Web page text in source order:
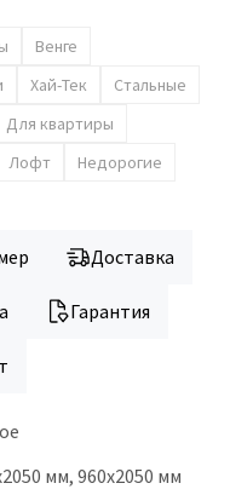
Венге
Хай-Тек
Стальные
Для квартиры
Лофт Недорогие
Доставка
Гарантия
мм, 960х2050 мм